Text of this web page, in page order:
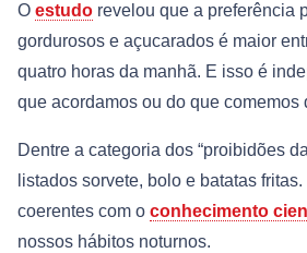
O estudo revelou que a preferência
gordurosos e açucarados é maior
quatro horas da manhã. E isso é
que acordamos ou do que comemos
Dentre a categoria dos “proibidões
listados sorvete, bolo e batatas
coerentes com o conhecimento
nossos hábitos noturnos.